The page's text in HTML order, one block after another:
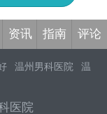
资讯 指南 评论
温州男科医院
温
医院